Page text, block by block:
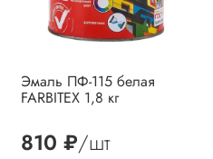
Эмаль ПФ-115 белая
FARBITEX 1,8 кг
810 ₽/шт